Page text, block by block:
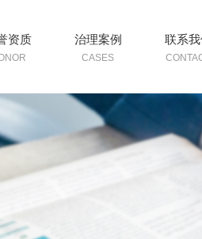
资质 治理案例
CASES
联系